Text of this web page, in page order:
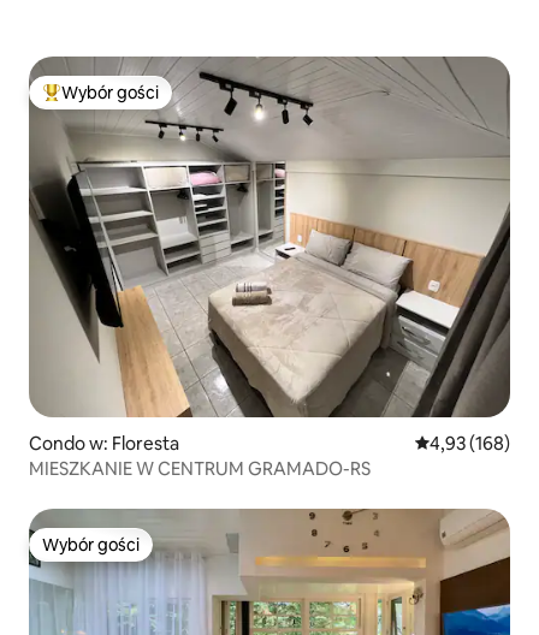
Najpopularniejsze z kategorii Wybór gości
Wybór gości
Condo w: Floresta Średnia
4,93 (168)
MIESZKANIE W CENTRUM GRAMADO-RS
Wybór gości
Wybór gości